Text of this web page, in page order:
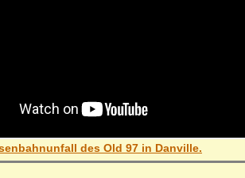
des Old 97 in Danville.